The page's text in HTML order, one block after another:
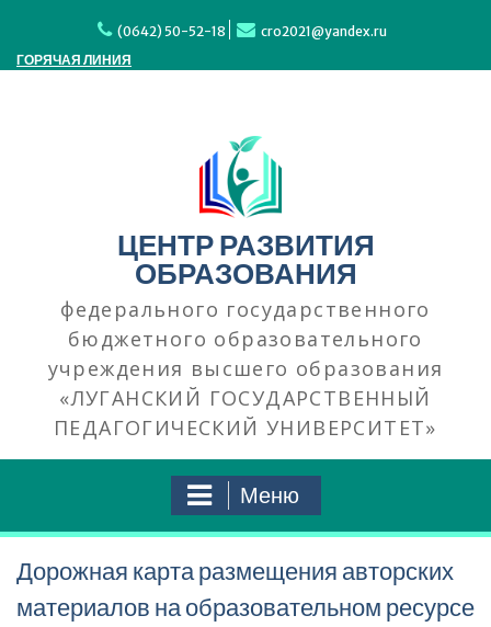
содержимому
(0642) 50-52-18
cro2021@yandex.ru
ГОРЯЧАЯ ЛИНИЯ
ЦЕНТР РАЗВИТИЯ
ОБРАЗОВАНИЯ
федерального государственного
бюджетного образовательного
учреждения высшего образования
«ЛУГАНСКИЙ ГОСУДАРСТВЕННЫЙ
ПЕДАГОГИЧЕСКИЙ УНИВЕРСИТЕТ»
Меню
Дорожная карта размещения авторских
материалов на образовательном ресурсе